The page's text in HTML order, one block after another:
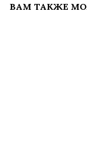
ВАМ ТАКЖЕ